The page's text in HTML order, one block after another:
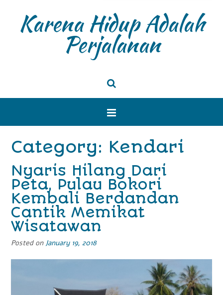
Karena Hidup Adalah
Perjalanan
Category: Kendari
Nyaris Hilang Dari
Peta, Pulau Bokori
Kembali Berdandan
Cantik Memikat
Wisatawan
Posted on January 19, 2018